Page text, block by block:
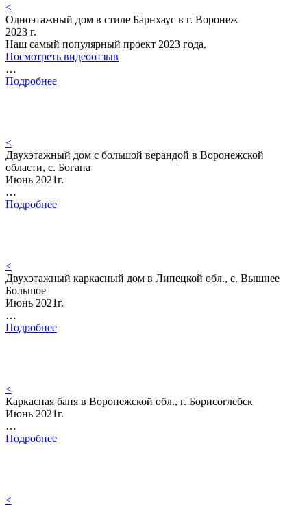
<
Одноэтажный дом в стиле Барнхаус в г. Воронеж
2023 г.
Наш самый популярный проект 2023 года.
Посмотреть видеоотзыв
…
Подробнее
<
Двухэтажный дом с большой верандой в Воронежской
области, с. Богана
Июнь 2021г.
…
Подробнее
<
Двухэтажный каркасный дом в Липецкой обл., с. Вышнее
Большое
Июнь 2021г.
…
Подробнее
<
Каркасная баня в Воронежской обл., г. Борисоглебск
Июнь 2021г.
…
Подробнее
<